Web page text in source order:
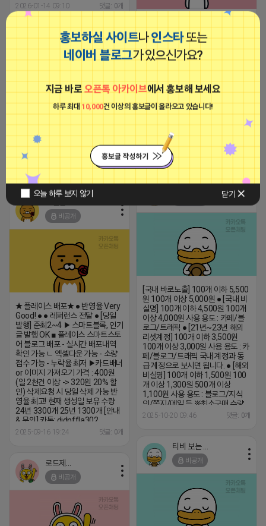
홍보하실 사이트나인스타또는
네이버 블로그가 있으신가요?
지금 바로오픈톡 아카이브에서 홍보해 보세요
하루 최대 10,000건 이상의 홍보글이 올라오고 있습니다!
오늘 하루 보지 않기 닫기
2026-01-14 09:10 댓글: 0개
원 100개 이상 5,000원 ● [국내 비
실명] 100개 이하 4,500원 100개
이상 4,000원 사용 용도 : 카페/블
로그/트래픽 ● [21년~23년 해외
100개 이상 3,000원 사용 용도 : 카
페/블로그/트래픽 국내 계정과 동
비실명] 100개 이하 1,500원 100
1,100원 사용 용도 : 블로그/지식
인/쪽지/메일 등 ※최소구매 수량
없습니다. ※세발 가능 초보 마케터,
대표님들 연락 주시면 용도에 맞는
계정 안내 도와드리겠습니다. (카
2025-10-24 14:05 댓글: 0개
■아이피몬스터■
광고
[아이피몬스터] 전국 최저가 마케팅
용 KT아이피서비스!!
2023-09-06 14:23:39
소심한 네오
[국내 바로노출] 100개 이하 5,500
원 100개 이상 5,000원 ● [국내 비
실명] 100개 이하 4,500원 100개
이상 4,000원 사용 용도 : 카페/블
로그/트래픽 ● [21년~23년 해외
리셋계정] 100개 이하 3,500원
100개 이상 3,000원 사용 용도 : 카
페/블로그/트래픽 국내 계정과 동
급 계정으로 보시면 됩니다. ● [해외
비실명] 100개 이하 1,500원 100
개 이상 1,300원 500개 이상
1,100원 사용 용도 : 블로그/지식
인/쪽지/메일 등 ※최소구매 수량
없습니다. 꾸준히 구매해주시는 대
시면 용도에 맞는 계정 안내 도와드
리겠습니다. (카톡) Mks0628
2025-10-20 09:46 댓글: 0개
비공개
★ 플레이스 배포★ ● 반영율 Very
Good! ● ● 레퍼런스 전달 ● [당일
발행] 준최2~4 ▶ 스마트블록, 인기
글 발행 OK ■ 플레이스 스마트스토
어 블로그 배포 - 실시간 배포내역
확인 가능 ㄴ 엑셀다운 가능 - 소량
접수 가능 - 누락율 최저 ▶카드배너
or 이미지 가져오기 가격 : 400원
(일 2천건 이상 -> 320원 20% 할
인) 삭제요청 시 당일 삭제 가능 반
영율 최고! 현재 생성일 보유 수량
24년 3300개 25년 1300개 [안내
& 문의] 카톡: djdnffla302
2025-09-16 19:24 댓글: 0개
비공개
비공개